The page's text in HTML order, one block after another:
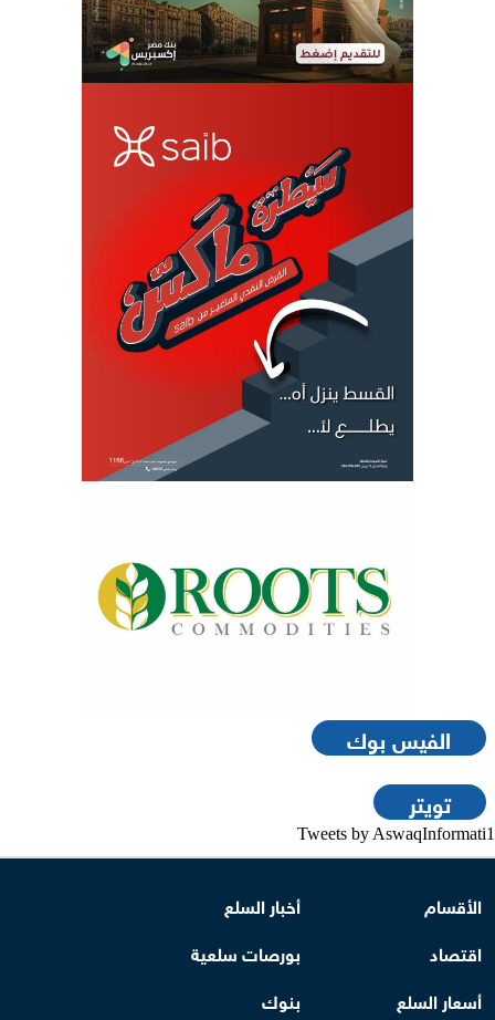
الفيس بوك
تويتر
Tweets by AswaqInformati1
الأقسام
أخبار السلع
اقتصاد
بورصات سلعية
أسعار السلع
بنوك